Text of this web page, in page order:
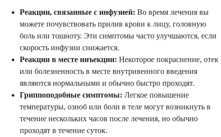
Реакции, связанные с инфузией: Во время лечения вы
можете почувствовать прилив крови к лицу, головную
боль или тошноту. Эти симптомы часто улучшаются, если
скорость инфузии снижается.
Реакции в месте инъекции: Некоторое покраснение, отек
или болезненность в месте внутривенного введения
являются нормальными и обычно быстро проходят.
Гриппоподобные симптомы: Легкое повышение
температуры, озноб или боли в теле могут возникнуть в
течение нескольких часов после лечения, но обычно
проходят в течение суток.